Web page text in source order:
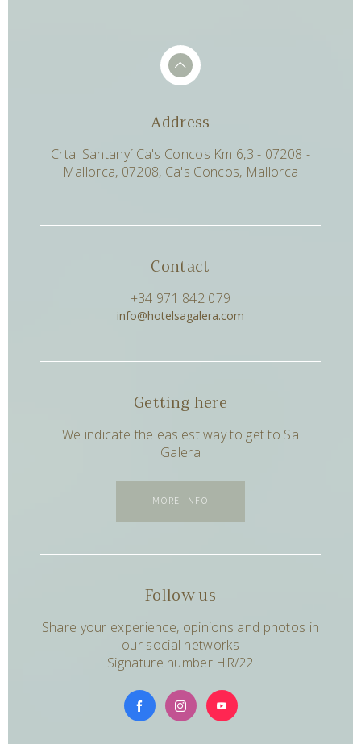
Address
Crta. Santanyí Ca's Concos Km 6,3 - 07208 -
Mallorca, 07208, Ca's Concos, Mallorca
Contact
+34 971 842 079
info@hotelsagalera.com
Getting here
We indicate the easiest way to get to Sa
Galera
MORE INFO
Follow us
Share your experience, opinions and photos in
our social networks
Signature number HR/22